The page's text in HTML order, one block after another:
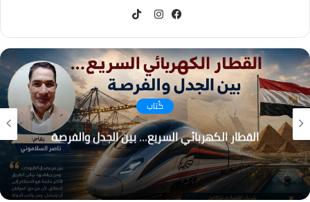
كُتاب
التغير المناخي… من التحذير إلى الاحتراق ، هل أصبح
العالم يعيش عصر الكوارث المناخية؟